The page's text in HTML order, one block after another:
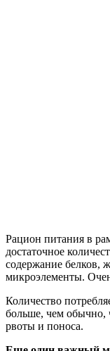
Рацион питания в
достаточное
содержание белков,
микроэлементы.
Количество
больше, чем обычно,
рвоты и поноса.